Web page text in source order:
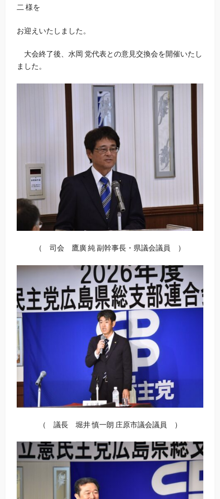
二 様を
お迎えいたしました。
大会終了後、水岡 党代表との意見交換会を開催いたし
ました。
（ 司会 鷹廣 純 副幹事長・県議会議員 ）
（ 議長 堀井 慎一朗 庄原市議会議員 ）